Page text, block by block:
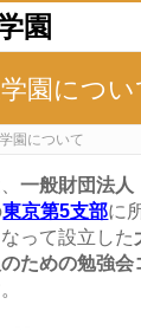
園
園につい
園について
一般財団法
東京第5支部に
って設立した
ための勉強